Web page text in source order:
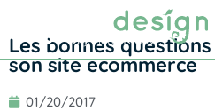
Les bonnes
son site ecommerce
01/20/2017